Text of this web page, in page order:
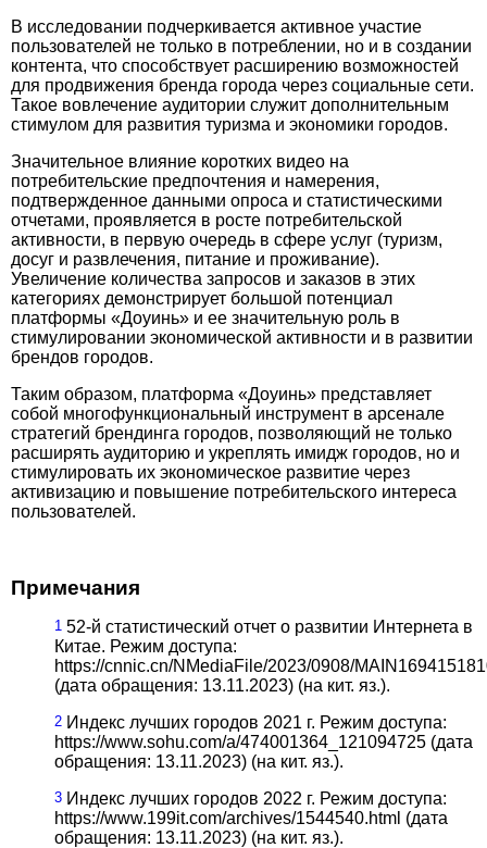
В исследовании подчеркивается активное участие
пользователей не только в потреблении, но и в создании
контента, что способствует расширению возможнос­тей
для продвижения бренда города через социальные сети.
Такое вовлечение аудитории служит дополнительным
стимулом для развития туризма и экономики городов.
Значительное влияние коротких видео на
потребительские предпочтения и намерения,
подтвержденное данными опроса и статистическими
отчетами, проявляется в росте потребительской
активности, в первую очередь в сфере услуг (туризм,
досуг и развлечения, питание и проживание).
Увеличение количества запросов и заказов в этих
категориях демонстрирует большой потенциал
платформы «Доуинь» и ее значительную роль в
стимулировании экономической активности и в развитии
брендов городов.
Таким образом, платформа «Доуинь» представляет
собой многофункциональный инструмент в арсенале
стратегий брендинга городов, позволяющий не только
расширять аудиторию и укреплять имидж городов, но и
стимулировать их экономическое развитие через
активизацию и повышение потребительского интереса
пользователей.
Примечания
1 52-й статистический отчет о развитии Интернета в
Китае. Режим доступа:
https://cnnic.cn/NMediaFile/2023/0908/
(дата обращения: 13.11.2023) (на кит. яз.).
2 Индекс лучших городов 2021 г. Режим доступа:
https://www.sohu.com/a/474001364_121094725 (дата
обращения: 13.11.2023) (на кит. яз.).
3 Индекс лучших городов 2022 г. Режим доступа:
https://www.199it.com/archives/1544540.html (дата
обращения: 13.11.2023) (на кит. яз.).